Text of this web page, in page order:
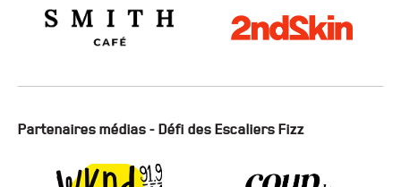
Partenaires médias - Défi des Escaliers Fizz